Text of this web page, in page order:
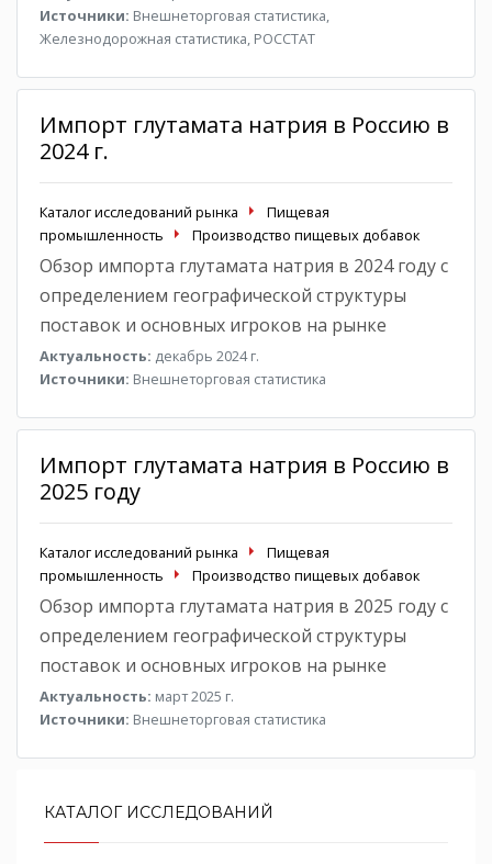
Источники: Внешнеторговая статистика,
Железнодорожная статистика, РОССТАТ
Импорт глутамата натрия в Россию в
2024 г.
Каталог исследований рынка
Пищевая
промышленность
Производство пищевых добавок
Обзор импорта глутамата натрия в 2024 году с
определением географической структуры
поставок и основных игроков на рынке
Актуальность: декабрь 2024 г.
Источники: Внешнеторговая статистика
Импорт глутамата натрия в Россию в
2025 году
Каталог исследований рынка
Пищевая
промышленность
Производство пищевых добавок
Обзор импорта глутамата натрия в 2025 году с
определением географической структуры
поставок и основных игроков на рынке
Актуальность: март 2025 г.
Источники: Внешнеторговая статистика
КАТАЛОГ ИССЛЕДОВАНИЙ